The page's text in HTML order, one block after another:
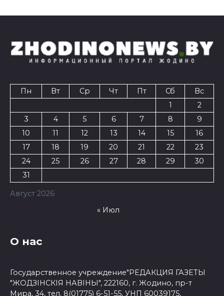
Август 2026
Пн Вт Ср Чт Пт Сб
Вс
1
2
3
4 5 6 7 8
9
10
11 12 13 14 15
16
17
18 19 20 21 22
23
24
25 26 27 28 29
30
31
« Июл
О нас
Государственное учреждение"РЕДАКЦИЯ ГАЗЕТЫ
"ЖОДЗІНСКІЯ НАВІНЫ", 222160, г. Жодино, пр-т
Мира, 34, тел. 8(01775) 6-51-55, УНП 60039175,